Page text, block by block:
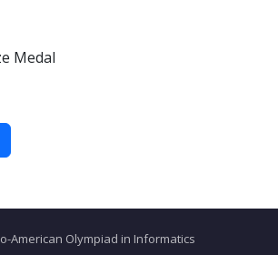
Medal
American Olympiad in Informatics